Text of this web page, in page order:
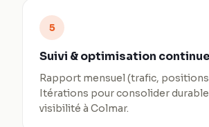
5
Suivi & optimisation continue
Rapport mensuel (trafic,
Itérations pour consolider
visibilité à Colmar.